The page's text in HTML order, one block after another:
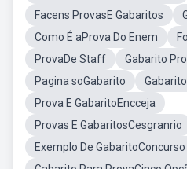
Facens ProvasE Gabaritos
Como É aProva Do Enem
ProvaDe Staff
Gabarito
Pagina soGabarito
Prova E GabaritoEncceja
Provas E GabaritosCesgranrio
Exemplo De